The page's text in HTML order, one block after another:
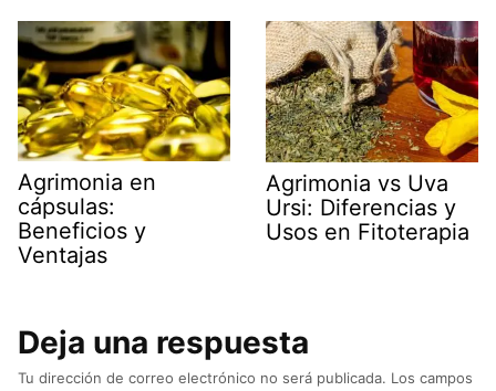
Agrimonia en
cápsulas:
Beneficios y
Ventajas
Agrimonia vs Uva
Ursi: Diferencias y
Usos en Fitoterapia
Deja una respuesta
Tu dirección de correo electrónico no será publicada. Los campos